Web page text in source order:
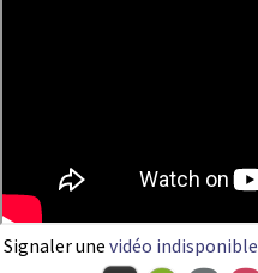
Signaler une vidéo indisponible